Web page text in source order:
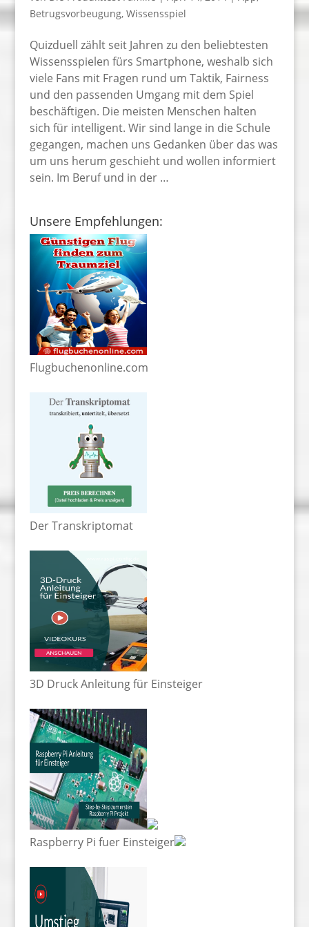
Betrugsvorbeugung, Wissensspiel
Quizduell zählt seit Jahren zu den beliebtesten
Wissensspielen fürs Smartphone, weshalb sich
viele Fans mit Fragen rund um Taktik, Fairness
und den passenden Umgang mit dem Spiel
beschäftigen. Die meisten Menschen halten
sich für intelligent. Wir sind lange in die Schule
gegangen, machen uns Gedanken über das was
um uns herum geschieht und wollen informiert
sein. Im Beruf und in der …
Unsere Empfehlungen:
Flugbuchenonline.com
Der Transkriptomat
3D Druck Anleitung für Einsteiger
Raspberry Pi fuer Einsteiger